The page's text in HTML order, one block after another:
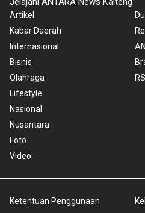
Artikel
Kabar Daerah
Internasional
Bisnis
Olahraga
Lifestyle
Nasional
Nusantara
Foto
Video
Ketentuan Penggunaan